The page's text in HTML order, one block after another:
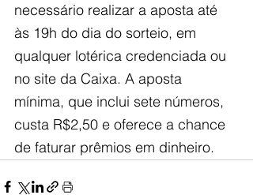
necessário realizar a aposta até
às 19h do dia do sorteio, em
qualquer lotérica credenciada ou
no site da Caixa. A aposta
mínima, que inclui sete números,
custa R$2,50 e oferece a chance
de faturar prêmios em dinheiro.